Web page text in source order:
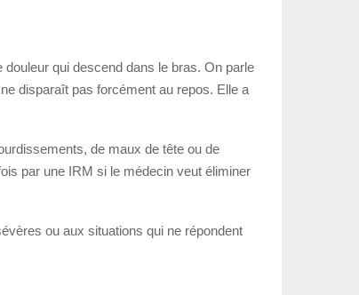
qui descend dans le bras. On parle
disparaît pas forcément au repos. Elle a
de maux de tête ou de
par une IRM si le médecin veut éliminer
ou aux situations qui ne répondent